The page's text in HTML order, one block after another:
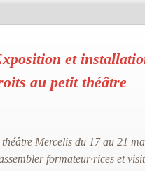
et
au petit théâtre
Mercelis du 17 au 21
formateur·rices et